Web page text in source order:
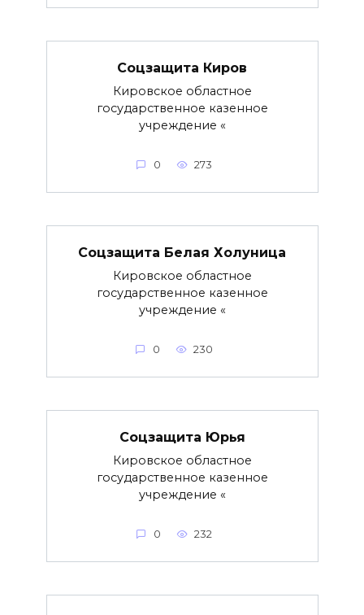
Соцзащита Киров
Кировское областное
государственное казенное
учреждение «
0 273
Соцзащита Белая Холуница
Кировское областное
государственное казенное
учреждение «
0 230
Соцзащита Юрья
Кировское областное
государственное казенное
учреждение «
0 232